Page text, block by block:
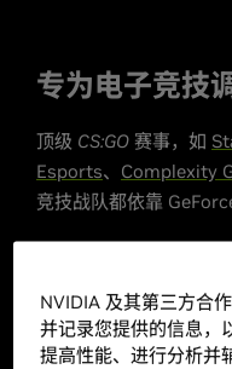
专为电子竞技
顶级 CS:GO 赛事，如
Esports、 Complexity
竞技战队都依靠
NVIDIA 及其第三方合
并记录您提供的信息，
提高性能、进行分析并